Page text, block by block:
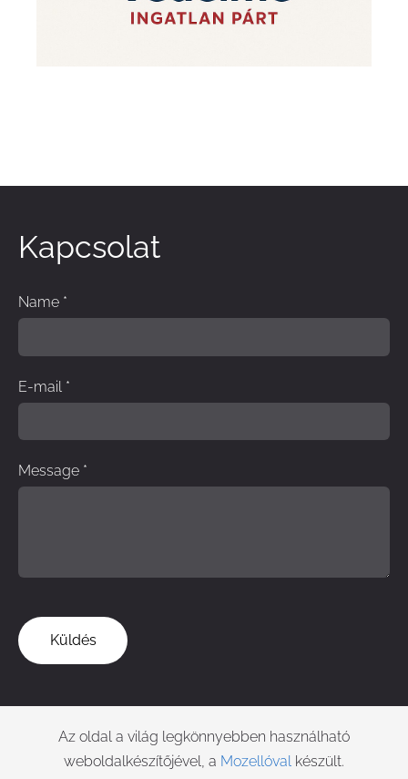
Kapcsolat
Name *
E-mail *
Message *
Az oldal a világ legkönnyebben használható
weboldalkészítőjével, a Mozellóval készült.